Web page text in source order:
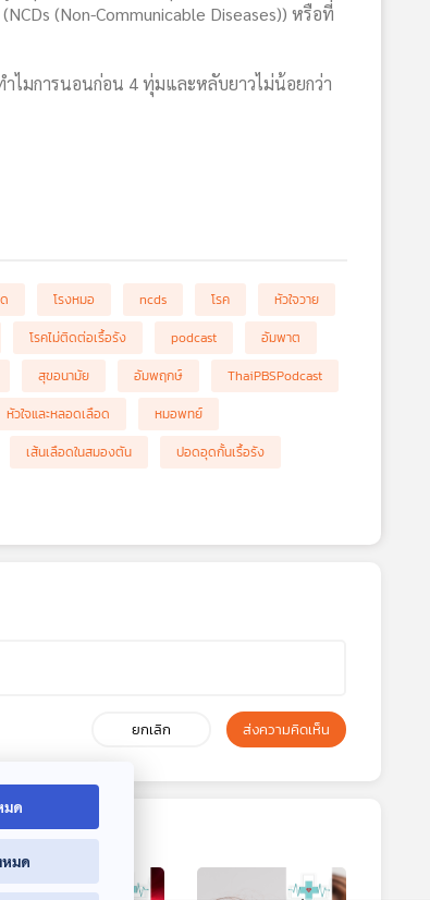
(Non-Communicable Diseases)) หรือที่
ำไมการนอนก่อน 4 ทุ่มและหลับยาวไม่น้อยกว่า
โรงหมอ ncds โรค
หัวใจวาย
โรคไม่ติดต่อเรื้อรัง podcast
อัมพาต
สุขอนามัย อัมพฤกษ์
ThaiPBSPodcast
หัวใจและหลอดเลือด
หมอพทย์
เส้นเลือดในสมองตัน
ปอดอุดกั้นเรื้อรัง
ยกเลิก ส่งความคิดเห็น
มด
หมด